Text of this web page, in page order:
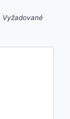
Vyžadované